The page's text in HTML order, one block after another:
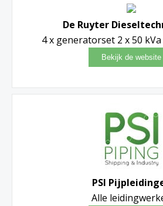
De Ruyter
4 x generatorset 2 x 50 kVa
PSI
Alle